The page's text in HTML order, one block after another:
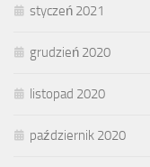
styczeń 2021
grudzień 2020
listopad 2020
październik 2020